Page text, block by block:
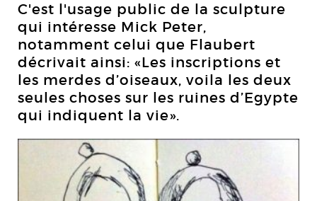
C'est l'usage public de la sculpture
qui intéresse Mick Peter,
notamment celui que Flaubert
décrivait ainsi: «Les inscriptions et
les merdes d’oiseaux, voila les deux
seules choses sur les ruines d’Egypte
qui indiquent la vie».